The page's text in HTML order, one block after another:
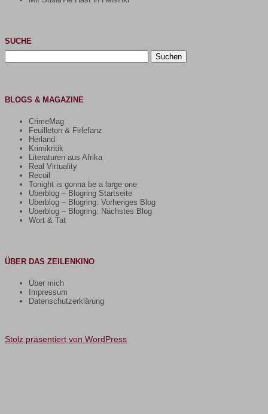
SUCHE
Suchen
nach:
BLOGS & MAGAZINE
CrimeMag
Feuilleton & Firlefanz
Herland
Krimikritik
Literaturen aus Afrika
Real Virtuality
Recoil
Tonight is gonna be a large one
Uberblog – Blogring Startseite
Uberblog – Blogring: Vorheriges Blog
Uberblog – Blogring: Nächstes Blog
Wort & Tat
ÜBER DAS ZEILENKINO
Über mich
Impressum
Datenschutzerklärung
Stolz präsentiert von WordPress